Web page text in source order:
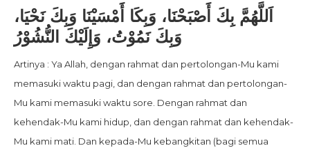
اَللَّهُمَّ بِكَ أَصْبَحْنَا، وَبِكَا أَمْسَيْنَا وَبِكَ نَحْيَا،
وَبِكَ نَمُوْتُ، وَإِلَيْكَ النُّشُوْرُ
Artinya : Ya Allah, dengan rahmat dan pertolongan-Mu kami
memasuki waktu pagi, dan dengan rahmat dan pertolongan-
Mu kami memasuki waktu sore. Dengan rahmat dan
kehendak-Mu kami hidup, dan dengan rahmat dan kehendak-
Mu kami mati. Dan kepada-Mu kebangkitan (bagi semua